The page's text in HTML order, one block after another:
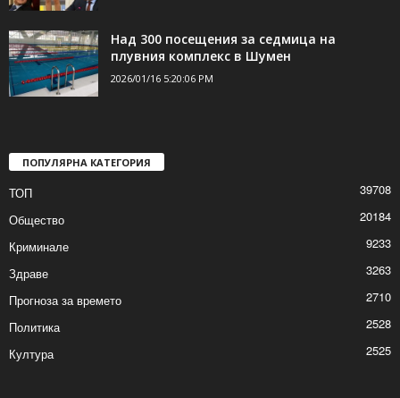
Над 300 посещения за седмица на
плувния комплекс в Шумен
2026/01/16 5:20:06 PM
ПОПУЛЯРНА КАТЕГОРИЯ
ТОП
39708
Общество
20184
Криминале
9233
Здраве
3263
Прогноза за времето
2710
Политика
2528
Култура
2525